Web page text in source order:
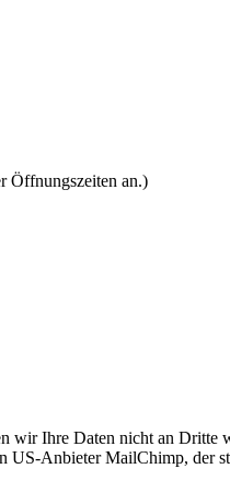
Öffnungszeiten an.)
Ihre Daten nicht an Dritte
Anbieter MailChimp, der